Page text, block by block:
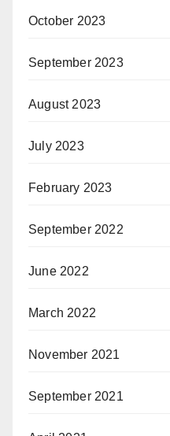
October 2023
September 2023
August 2023
July 2023
February 2023
September 2022
June 2022
March 2022
November 2021
September 2021